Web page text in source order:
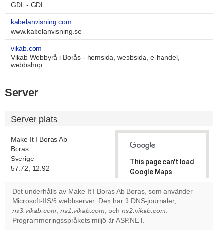
GDL - GDL
kabelanvisning.com
www.kabelanvisning.se
vikab.com
Vikab Webbyrå i Borås - hemsida, webbsida, e-handel,
webbshop
Server
Server plats
Make It I Boras Ab
Boras
Sverige
57.72, 12.92
This page can't load
Google Maps
correctly.
Do you
own this
website?
Det underhålls av Make It I Boras Ab Boras, som använder
Microsoft-IIS/6 webbserver. Den har 3 DNS-journaler,
ns3.vikab.com, ns1.vikab.com, och ns2.vikab.com.
Programmeringsspråkets miljö är ASP.NET.